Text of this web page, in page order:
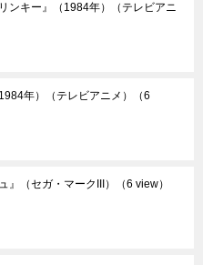
ンキー』（1984年）（テレビアニ
年）（テレビアニメ）
（6
』（セガ・マークIII） （6 view）